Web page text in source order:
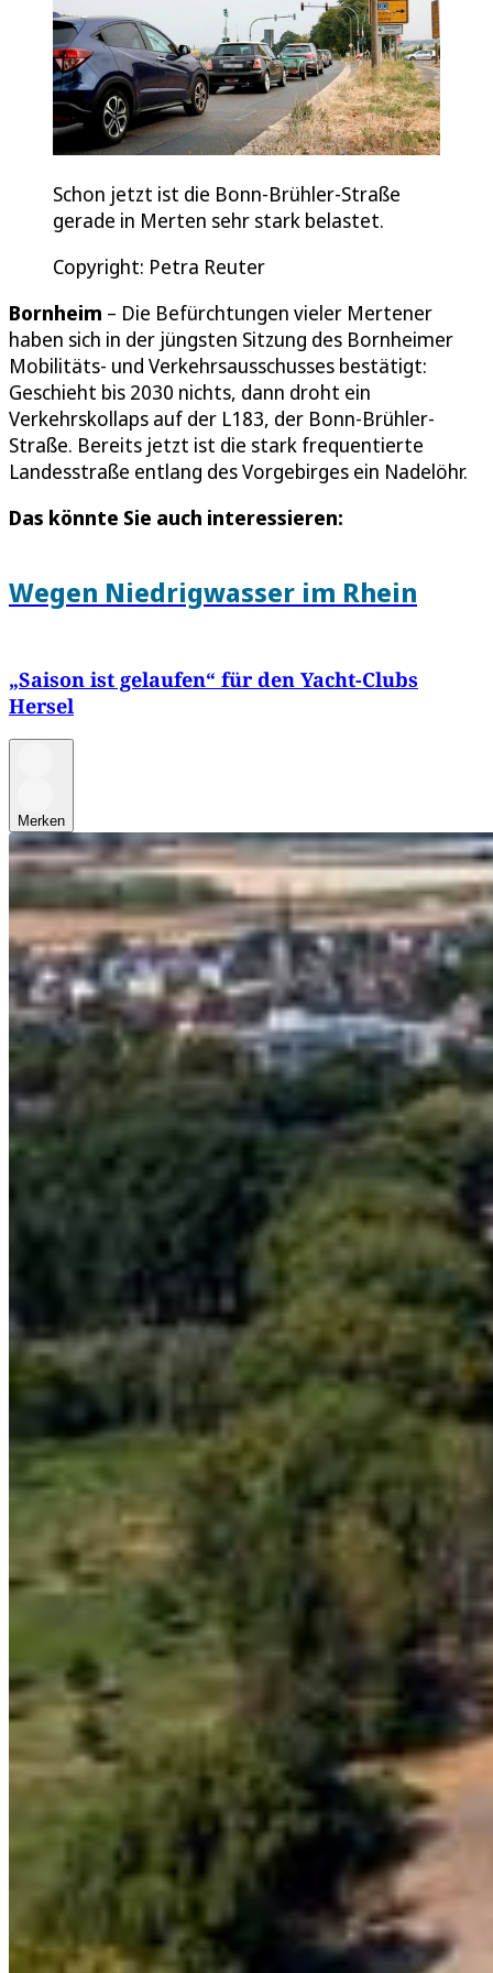
Schon jetzt ist die Bonn-Brühler-Straße
gerade in Merten sehr stark belastet.
Copyright: Petra Reuter
Bornheim – Die Befürchtungen vieler Mertener
haben sich in der jüngsten Sitzung des Bornheimer
Mobilitäts- und Verkehrsausschusses bestätigt:
Geschieht bis 2030 nichts, dann droht ein
Verkehrskollaps auf der L183, der Bonn-Brühler-
Straße. Bereits jetzt ist die stark frequentierte
Landesstraße entlang des Vorgebirges ein Nadelöhr.
Das könnte Sie auch interessieren:
Wegen Niedrigwasser im Rhein
„Saison ist gelaufen“ für den Yacht-Clubs
Hersel
Merken